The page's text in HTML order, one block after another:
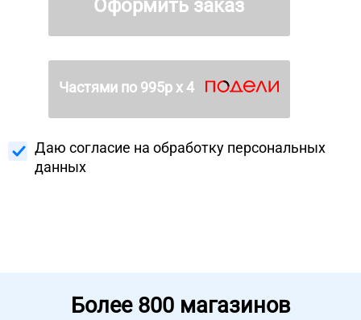
Оформить заказ
Частями по 995р х 4
Даю согласие на обработку персональных
данных
Более 800 магазинов